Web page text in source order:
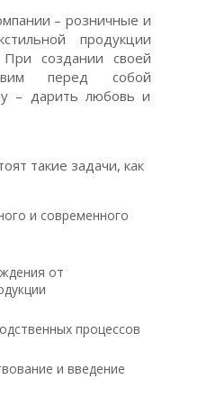
– розничные и
продукции
При создании своей
перед собой
– дарить любовь и
такие задачи, как
и современного
от
процессов
и введение